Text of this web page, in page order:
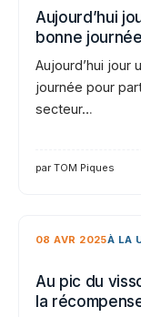
Aujourd’hui
bonne
Aujourd’hui jour
journée pour
secteur…
par TOM Piques
08 AVR 2025À LA
Au pic du
la